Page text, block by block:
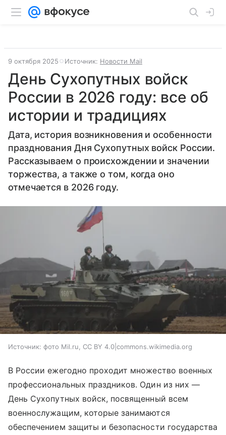
9 октября 2025 Источник: Новости Mail
День Сухопутных войск
России в 2026 году: все об
истории и традициях
Дата, история возникновения и особенности
празднования Дня Сухопутных войск России.
Рассказываем о происхождении и значении
торжества, а также о том, когда оно
отмечается в 2026 году.
Источник: фото Mil.ru, CC BY 4.0|commons.wikimedia.org
В России ежегодно проходит множество военных
профессиональных праздников. Один из них —
День Сухопутных войск, посвященный всем
военнослужащим, которые занимаются
обеспечением защиты и безопасности государства